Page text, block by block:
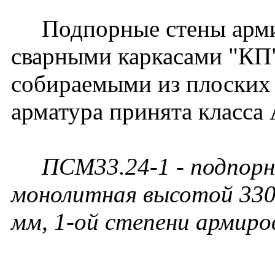
Подпорные стены
сварными каркасами
собираемыми из
арматура принята
ПСМ33.24-1 -
монолитная высотой
мм, 1-ой степени